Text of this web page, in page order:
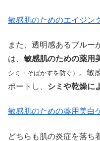
敏感肌のためのエイジン
また、透明感あるブルー
は、 敏感肌のための薬用
シミ・そばかすを防ぐ）
。敏
ポートし、 シミや乾燥に
敏感肌のための薬用美白
どちらも肌の炎症を落ち